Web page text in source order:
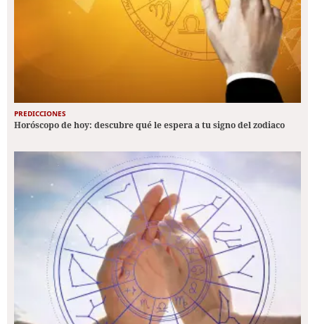
PREDICCIONES
Horóscopo de hoy: descubre qué le espera a tu signo del zodiaco